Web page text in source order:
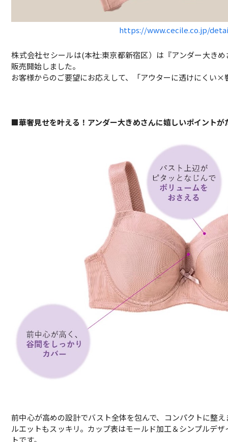
https://www.cecile.co.jp/
株式会社セシールは(本社:東京都新宿区）は『アンダー大き
販売開始しました。
お客様からのご要望にお応えして、「アウターに透けにくい
■華奢見せを叶える！アンダー大きめさんに嬉しいポイントが
前中心が高めの設計でバスト全体を包んで、コンパクトに整
ルエットもスッキリ。カップ表はモールド加工＆シンプルデ
トです。